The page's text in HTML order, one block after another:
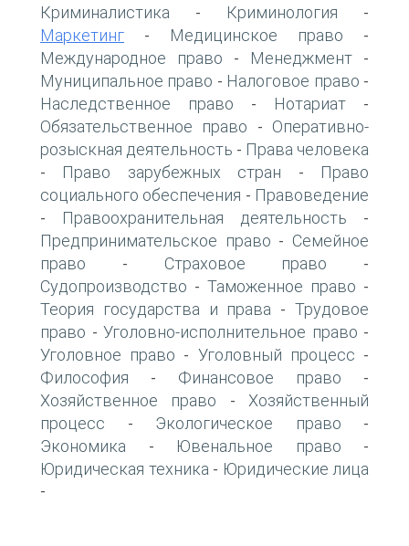
Криминалистика - Криминология -
Маркетинг - Медицинское право -
Международное право - Менеджмент -
Муниципальное право - Налоговое право -
Наследственное право - Нотариат -
Обязательственное право - Оперативно-
розыскная деятельность - Права человека
- Право зарубежных стран -
Право
социального обеспечения - Правоведение
- Правоохранительная деятельность -
Предпринимательское право - Семейное
право - Страховое право -
Судопроизводство - Таможенное право -
Теория государства и права -Трудовое
право - Уголовно-исполнительное право -
Уголовное право - Уголовный процесс -
Философия - Финансовое право -
Хозяйственное право - Хозяйственный
процесс - Экологическое право -
Экономика - Ювенальное право -
Юридическая техника - Юридические лица
-